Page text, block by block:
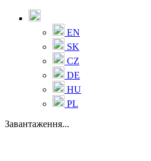
EN
SK
CZ
DE
HU
PL
Завантаження...